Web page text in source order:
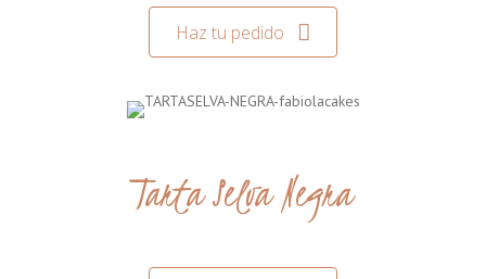
Haz tu pedido
Tarta Selva Negra